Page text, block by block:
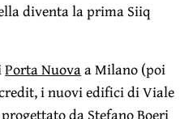
diventa la prima Siiq
Porta Nuovaa Milano (poi
i nuovi edifici di Viale
progettato daStefano Boeri